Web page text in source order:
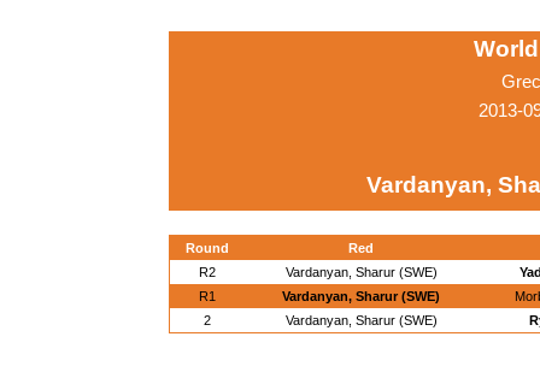
2013-
Vardanyan,
Round
Red
R2
Vardanyan, Sharur (SWE)
R1
Vardanyan, Sharur (SWE)
2
Vardanyan, Sharur (SWE)